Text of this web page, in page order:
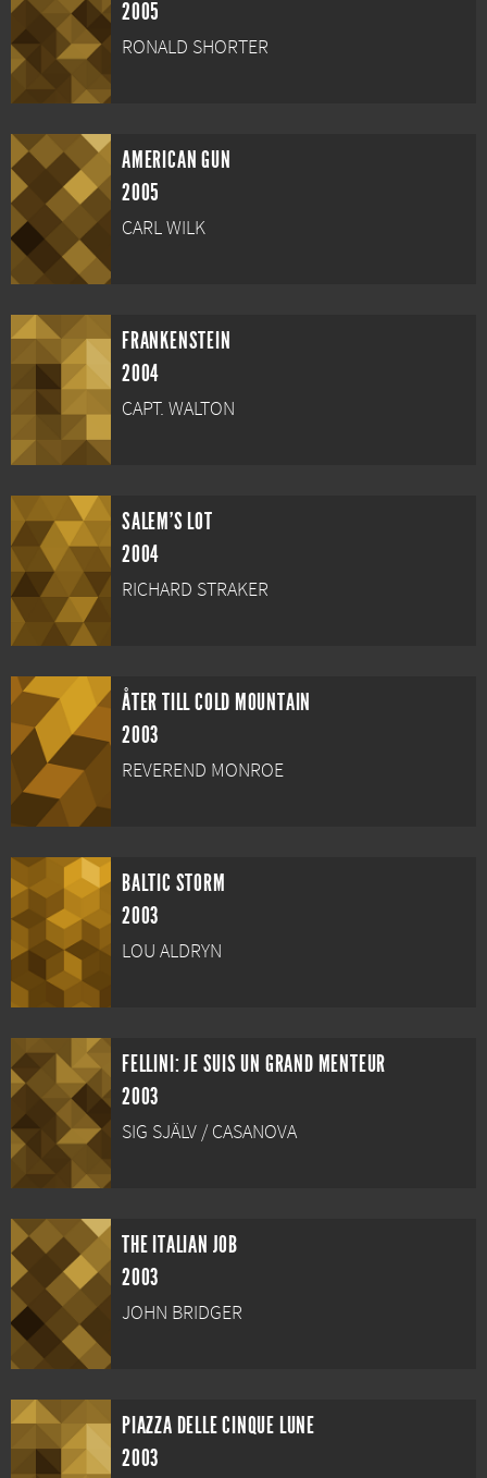
2005
RONALD SHORTER
AMERICAN GUN
2005
CARL WILK
FRANKENSTEIN
2004
CAPT. WALTON
SALEM'S LOT
2004
RICHARD STRAKER
ÅTER TILL COLD MOUNTAIN
2003
REVEREND MONROE
BALTIC STORM
2003
LOU ALDRYN
FELLINI: JE SUIS UN GRAND MENTEUR
2003
SIG SJÄLV / CASANOVA
THE ITALIAN JOB
2003
JOHN BRIDGER
PIAZZA DELLE CINQUE LUNE
2003